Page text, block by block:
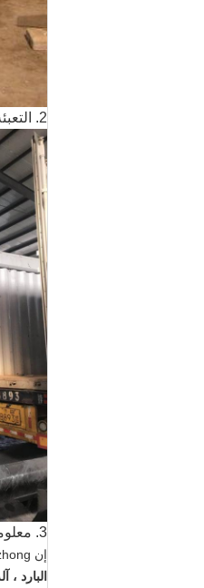
2. التعبئة والشحن
3. معلومات الشركة:
إن Guozhong هي الشركة المصنعة لآلة تركيب الأنابيب و آلة تركيب الأنابيب مثل آلة
البارد